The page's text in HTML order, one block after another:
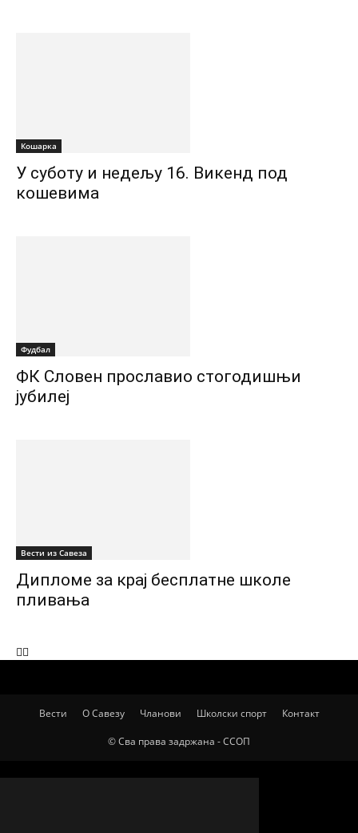
Кошарка
У суботу и недељу 16. Викенд под
кошевима
Фудбал
ФК Словен прославио стогодишњи
јубилеј
Вести из Савеза
Дипломе за крај бесплатне школе
пливања
Вести
О Савезу Чланови Школски спорт Контакт
© Сва права задржана - ССОП